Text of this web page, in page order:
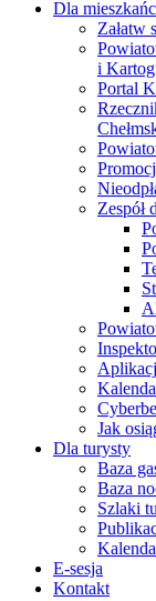
Załatw
i
Portal
Zespół
Jak
Dla turysty
Baza
Baza
Szlaki
E-sesja
Kontakt
Ostrzeżenia